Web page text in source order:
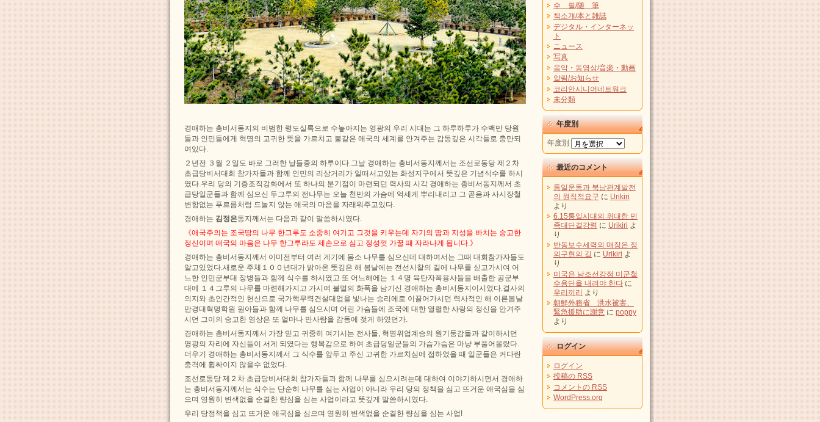
경애하는 총비서동지의 비범한 령도실록으로 수놓아지는 영광의 우리 시대는 그 하루하루가 수백만 당원
들과 인민들에게 혁명의 고귀한 뜻을 가르치고 불같은 애국의 세계를 안겨주는 감동깊은 시각들로 충만되
여있다.
２년전 ３월 ２일도 바로 그러한 날들중의 하루이다.그날 경애하는 총비서동지께서는 조선로동당 제２차
초급당비서대회 참가자들과 함께 인민의 리상거리가 일떠서고있는 화성지구에서 뜻깊은 기념식수를 하시
였다.우리 당의 기층조직강화에서 또 하나의 분기점이 마련되던 력사의 시각 경애하는 총비서동지께서 초
급당일군들과 함께 심으신 두그루의 전나무는 오늘 천만의 가슴에 억세게 뿌리내리고 그 곧음과 사시장철
변함없는 푸르름처럼 드놀지 않는 애국의 마음을 자래워주고있다.
경애하는 김정은동지께서는 다음과 같이 말씀하시였다.
《애국주의는 조국땅의 나무 한그루도 소중히 여기고 그것을 키우는데 자기의 땀과 지성을 바치는 숭고한
정신이며 애국의 마음은 나무 한그루라도 제손으로 심고 정성껏 가꿀 때 자라나게 됩니다.》
경애하는 총비서동지께서 이미전부터 여러 계기에 몸소 나무를 심으신데 대하여서는 그때 대회참가자들도
알고있었다.새로운 주체１００년대가 밝아온 뜻깊은 해 봄날에는 전선시찰의 길에 나무를 싣고가시여 어
느한 인민군부대 장병들과 함께 식수를 하시였고 또 어느해에는 １４명 육탄자폭용사들을 배출한 공군부
대에 １４그루의 나무를 마련해가지고 가시여 불멸의 화폭을 남기신 경애하는 총비서동지이시였다.결사의
의지와 초인간적인 헌신으로 국가핵무력건설대업을 빛나는 승리에로 이끌어가시던 력사적인 해 이른봄날
만경대혁명학원 원아들과 함께 나무를 심으시며 어린 가슴들에 조국에 대한 열렬한 사랑의 정신을 안겨주
시던 그이의 숭고한 영상은 또 얼마나 만사람을 감동에 젖게 하였던가.
경애하는 총비서동지께서 가장 믿고 귀중히 여기시는 전사들, 혁명위업계승의 원기둥감들과 같이하시던
영광의 자리에 자신들이 서게 되였다는 행복감으로 하여 초급당일군들의 가슴가슴은 마냥 부풀어올랐다.
더우기 경애하는 총비서동지께서 그 식수를 앞두고 주신 고귀한 가르치심에 접하였을 때 일군들은 커다란
충격에 휩싸이지 않을수 없었다.
조선로동당 제２차 초급당비서대회 참가자들과 함께 나무를 심으시려는데 대하여 이야기하시면서 경애하
는 총비서동지께서는 식수는 단순히 나무를 심는 사업이 아니라 우리 당의 정책을 심고 뜨거운 애국심을 심
으며 영원히 변색없을 순결한 량심을 심는 사업이라고 뜻깊게 말씀하시였다.
우리 당정책을 심고 뜨거운 애국심을 심으며 영원히 변색없을 순결한 량심을 심는 사업!
수 필/随 筆
책소개/本と雑誌
デジタル・インターネッ
ト
ニュース
写真
음악・동영상/音楽・動画
알림/お知らせ
코리안시니어네트워크
未分類
年度別
年度別
最近のコメント
통일운동과 북남관계발전
의 원칙적요구 に Urikiri
より
6.15통일시대의 위대한 민
족대단결강령 に Urikiri よ
り
반동보수세력의 매장은 정
의구현의 길 に Urikiri よ
り
미국은 남조선강점 미군철
수용단을 내려야 한다 に
우리끼리 より
朝鮮外務省 洪水被害、
緊急援助に謝意 に poppy
より
ログイン
ログイン
投稿の RSS
コメントの RSS
WordPress.org